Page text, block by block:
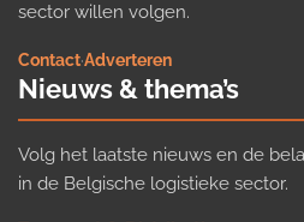
sector willen volgen.
Contact·Adverteren
Nieuws & thema’s
Volg het laatste nieuws en de
in de Belgische logistieke sector.